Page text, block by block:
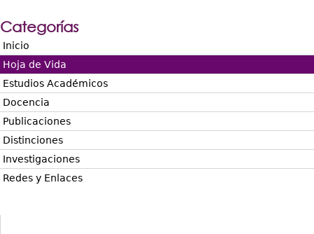
l
r
c
v
Categorías
Inicio
Hoja de Vida
Estudios Académicos
Docencia
Publicaciones
Distinciones
Investigaciones
Redes y Enlaces